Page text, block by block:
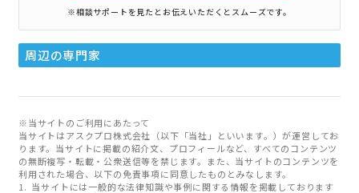
※相談サポートを見たとお伝えいただくとスムーズです。
周辺の専門家
※当サイトのご利用にあたって
当サイトはアスクプロ株式会社（以下「当社」といいます。）が運営してお
ります。当サイトに掲載の紹介文、プロフィールなど、すべてのコンテンツ
の無断複写・転載・公衆送信等を禁じます。また、当サイトのコンテンツを
利用された場合、以下の免責事項に同意したものとみなします。
当サイトには一般的な法律知識や事例に関する情報を掲載しております